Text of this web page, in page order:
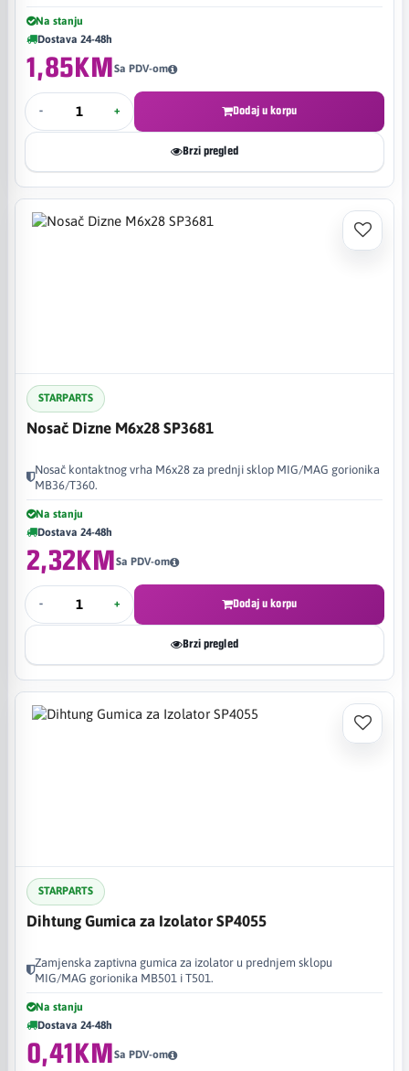
Na stanju
Dostava 24-48h
1,85KMSa PDV-om
- + Dodaj u korpu
Brzi pregled
STARPARTS
Nosač Dizne M6x28 SP3681
Nosač kontaktnog vrha M6x28 za prednji sklop MIG/MAG gorionika
MB36/T360.
Na stanju
Dostava 24-48h
2,32KMSa PDV-om
- + Dodaj u korpu
Brzi pregled
STARPARTS
Dihtung Gumica za Izolator SP4055
Zamjenska zaptivna gumica za izolator u prednjem sklopu
MIG/MAG gorionika MB501 i T501.
Na stanju
Dostava 24-48h
0,41KMSa PDV-om